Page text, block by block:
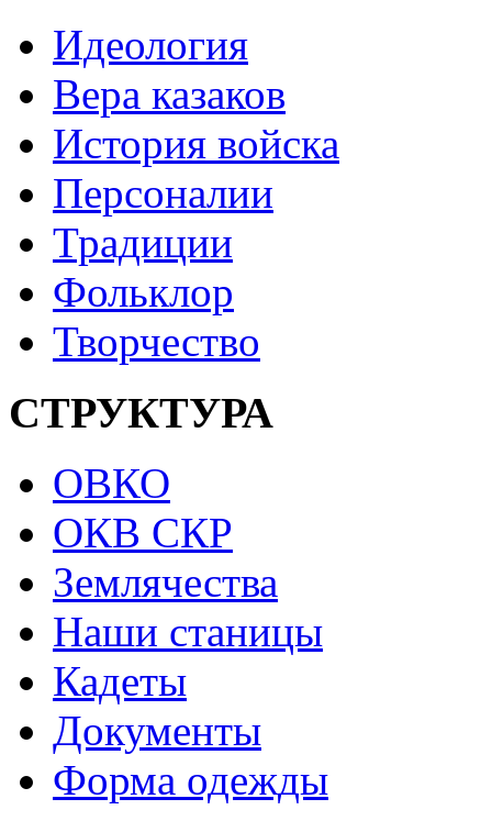
Идеология
Вера казаков
История войска
Персоналии
Традиции
Фольклор
Творчество
СТРУКТУРА
ОВКО
ОКВ СКР
Землячества
Наши станицы
Кадеты
Документы
Форма одежды